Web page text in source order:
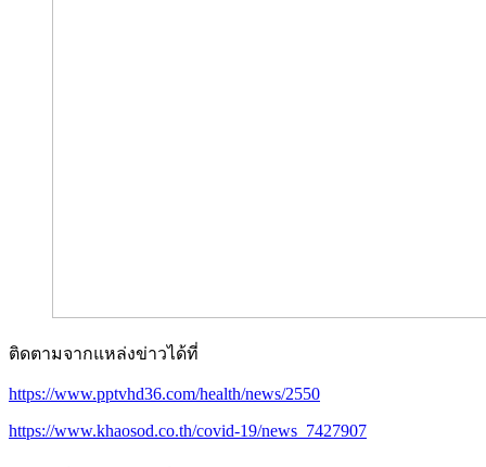
ติดตามจากแหล่งข่าวได้ที่
https://www.pptvhd36.com/health/news/2550
https://www.khaosod.co.th/covid-19/news_7427907